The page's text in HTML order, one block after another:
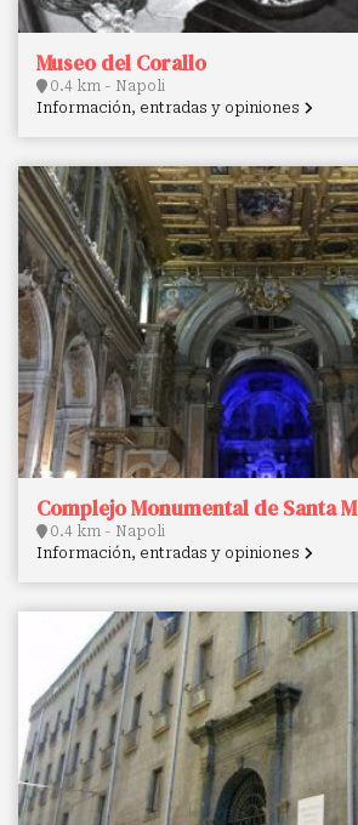
Museo del Corallo
0.4 km - Napoli
Información, entradas y opiniones
Complejo Monumental de Santa
0.4 km - Napoli
Información, entradas y opiniones